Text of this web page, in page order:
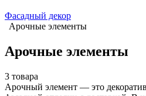
Фасадный декор
Арочные элементы
Арочные элементы
3 товара
Арочный элемент — это